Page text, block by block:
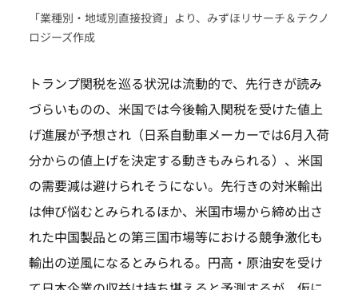
「業種別・地域別直接投資」より、みずほリサーチ＆テクノ
ロジーズ作成
トランプ関税を巡る状況は流動的で、先行きが読み
づらいものの、米国では今後輸入関税を受けた値上
げ進展が予想され（日系自動車メーカーでは6月入荷
分からの値上げを決定する動きもみられる）、米国
の需要減は避けられそうにない。先行きの対米輸出
は伸び悩むとみられるほか、米国市場から締め出さ
れた中国製品との第三国市場等における競争激化も
輸出の逆風になるとみられる。円高・原油安を受け